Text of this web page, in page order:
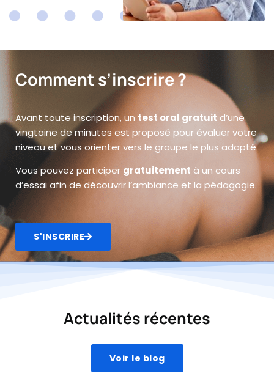
Comment s’inscrire ?
Avant toute inscription, un test oral gratuit d’une
vingtaine de minutes est proposé pour évaluer votre
niveau et vous orienter vers le groupe le plus adapté.
Vous pouvez participer gratuitement à un cours
d’essai afin de découvrir l’ambiance et la pédagogie.
S'INSCRIRE
Actualités récentes
Voir le blog